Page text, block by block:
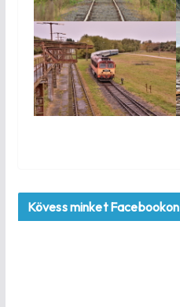
Kövess minket Facebookon